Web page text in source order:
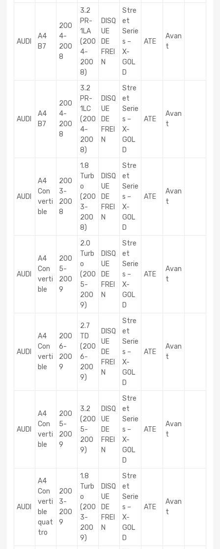
AUDI
A4
B7
200
4-
200
8
3.2
PR-
1LA
(200
4-
200
8)
DISQ
UE
DE
FREI
N
Stre
et
Serie
s –
X-
GOL
D
ATE
Avan
t
AUDI
A4
B7
200
4-
200
8
3.2
PR-
1LC
(200
4-
200
8)
DISQ
UE
DE
FREI
N
Stre
et
Serie
s –
X-
GOL
D
ATE
Avan
t
AUDI
A4
Con
verti
ble
200
3-
200
8
1.8
Turb
o
(200
3-
200
8)
DISQ
UE
DE
FREI
N
Stre
et
Serie
s –
X-
GOL
D
ATE
Avan
t
AUDI
A4
Con
verti
ble
200
5-
200
9
2.0
Turb
o
(200
5-
200
9)
DISQ
UE
DE
FREI
N
Stre
et
Serie
s –
X-
GOL
D
ATE
Avan
t
AUDI
A4
Con
verti
ble
200
6-
200
9
2.7
TD
(200
6-
200
9)
DISQ
UE
DE
FREI
N
Stre
et
Serie
s –
X-
GOL
D
ATE
Avan
t
AUDI
A4
Con
verti
ble
200
5-
200
9
3.2
(200
5-
200
9)
DISQ
UE
DE
FREI
N
Stre
et
Serie
s –
X-
GOL
D
ATE
Avan
t
AUDI
A4
Con
verti
ble
quat
tro
200
3-
200
9
1.8
Turb
o
(200
3-
200
9)
DISQ
UE
DE
FREI
N
Stre
et
Serie
s –
X-
GOL
D
ATE
Avan
t